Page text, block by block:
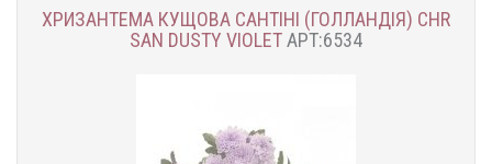
ХРИЗАНТЕМА КУЩОВА САНТІНІ (ГОЛЛАНДІЯ) CHR
SAN DUSTY VIOLETАРТ:6534